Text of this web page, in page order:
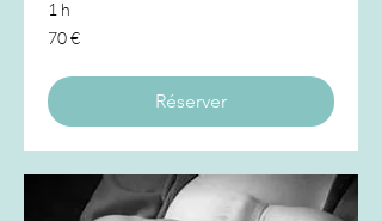
1 h
70
euros
70 €
Réserver